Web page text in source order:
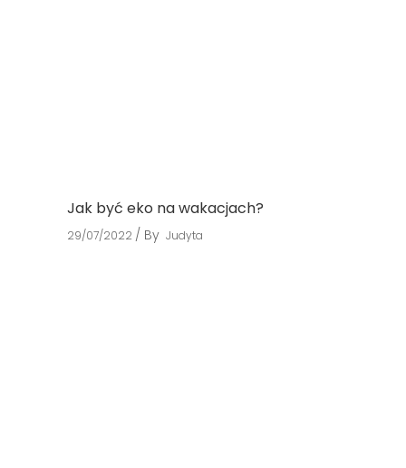
Jak być eko na wakacjach?
29/07/2022 By Judyta